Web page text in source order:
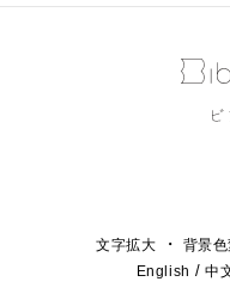
English 中
文字拡大 ・ 背景